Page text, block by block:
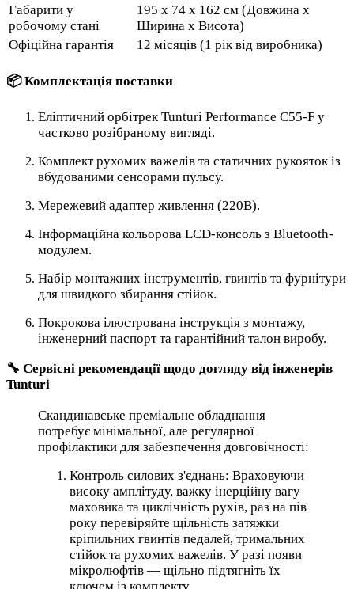
Габарити у
робочому стані
195 x 74 x 162 см (Довжина х
Ширина х Висота)
Офіційна гарантія
12 місяців (1 рік від виробника)
📦 Комплектація поставки
Еліптичний орбітрек Tunturi Performance C55-F у
частково розібраному вигляді.
Комплект рухомих важелів та статичних рукояток із
вбудованими сенсорами пульсу.
Мережевий адаптер живлення (220В).
Інформаційна кольорова LCD-консоль з Bluetooth-
модулем.
Набір монтажних інструментів, гвинтів та фурнітури
для швидкого збирання стійок.
Покрокова ілюстрована інструкція з монтажу,
інженерний паспорт та гарантійний талон виробу.
🔧 Сервісні рекомендації щодо догляду від інженерів
Tunturi
Скандинавське преміальне обладнання
потребує мінімальної, але регулярної
профілактики для забезпечення довговічності:
Контроль силових з'єднань: Враховуючи
високу амплітуду, важку інерційну вагу
маховика та циклічність рухів, раз на пів
року перевіряйте щільність затяжки
кріпильних гвинтів педалей, тримальних
стійок та рухомих важелів. У разі появи
мікролюфтів — щільно підтягніть їх